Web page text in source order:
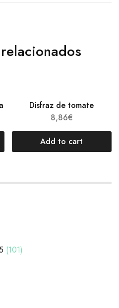
Disfraz de tomate
8,86€
Add to cart
101